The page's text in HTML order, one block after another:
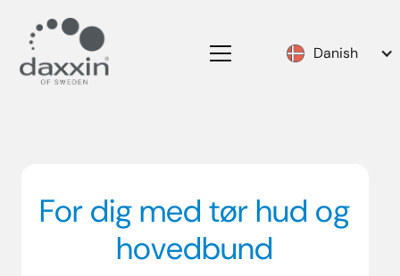
Danish
For dig med tør hud og
hovedbund